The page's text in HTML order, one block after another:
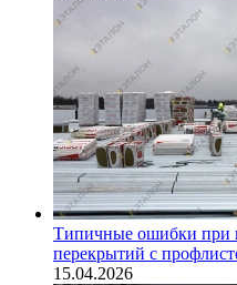
Типичные ошибки при
перекрытий с
15.04.2026